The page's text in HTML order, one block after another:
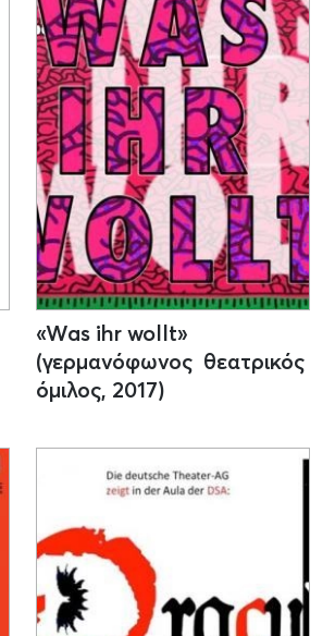
«Was ihr wollt»
(γερμανόφωνος θεατρικός
όμιλος, 2017)